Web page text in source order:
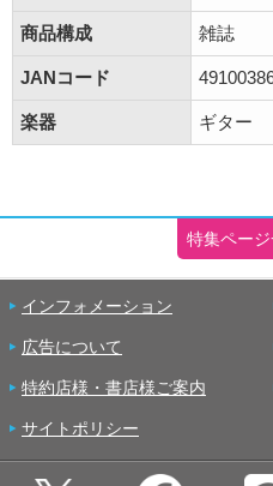
商品構成 雑誌
JANコード
楽器 ギター
特集ペー
インフォメーション
広告について
特約店様・書店様ご案内
サイトポリシー